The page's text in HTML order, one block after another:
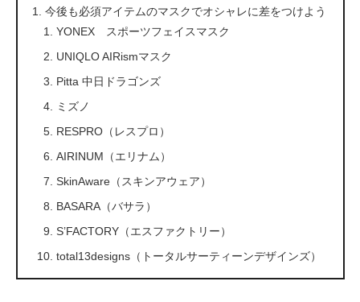
今後も必須アイテムのマスクでオシャレに差をつけよう
YONEX スポーツフェイスマスク
UNIQLO AIRismマスク
Pitta 中日ドラゴンズ
ミズノ
RESPRO（レスプロ）
AIRINUM（エリナム）
SkinAware（スキンアウェア）
BASARA（バサラ）
S’FACTORY（エスファクトリー）
total13designs（トータルサーティーンデザインズ）